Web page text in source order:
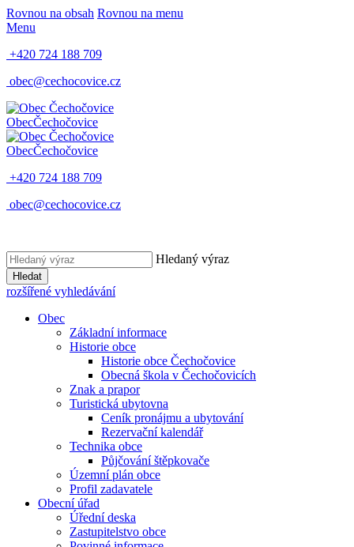
Rovnou na obsah Rovnou na menu
Menu
+420 724 188 709
obec@cechocovice.cz
ObecČechočovice
ObecČechočovice
+420 724 188 709
obec@cechocovice.cz
Hledaný výraz
Hledat
rozšířené vyhledávání
Obec
Základní informace
Historie obce
Historie obce Čechočovice
Obecná škola v Čechočovicích
Znak a prapor
Turistická ubytovna
Ceník pronájmu a ubytování
Rezervační kalendář
Technika obce
Půjčování štěpkovače
Územní plán obce
Profil zadavatele
Obecní úřad
Úřední deska
Zastupitelstvo obce